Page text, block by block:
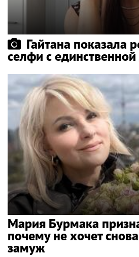
Гайтана показала
селфи с
Мария Бурмака
почему не хочет
замуж